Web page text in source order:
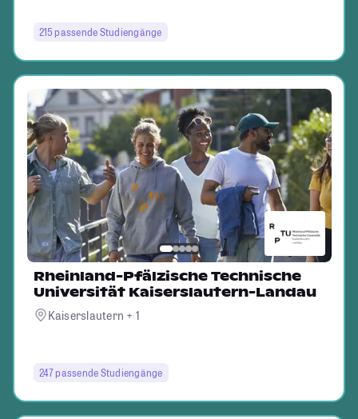
215 passende Studiengänge
Rheinland-Pfälzische Technische
Universität Kaiserslautern-Landau
Kaiserslautern + 1
247 passende Studiengänge